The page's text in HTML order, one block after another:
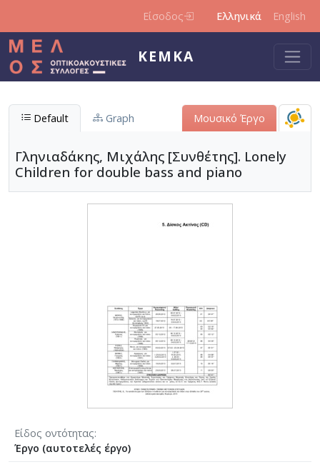
Είσοδος Ελληνικά English
ΚΕΜΚΑ
Default Graph Μουσικό Έργο
Γληνιαδάκης, Μιχάλης [Συνθέτης]. Lonely
Children for double bass and piano
Είδος οντότητας
Έργο (αυτοτελές έργο)